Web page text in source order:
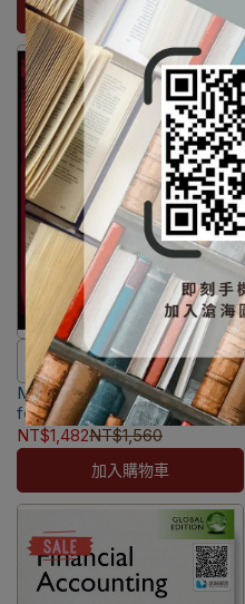
⚠️電子書僅限台灣境內使用，海
外IP無法啟用
加入購物車
⛔書籍商品一經拆除膠膜，除非
瑕疵換書不提供退貨與退款
✅訂購數量5本以上另有優惠，請
洽LINE客服訂購
Managerial Accounting: Tools
for Business Decision Making
[Weygandt/Kimmel/Kieso]
9781119419655
NT$1,482NT$1,560
加入購物車